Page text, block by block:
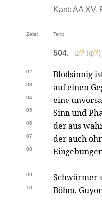
Kant: AA XV,
Zeile: Text:
504. ψ?
02 Blodsinnig
03 auf einen
04 eine
05 Sinn und
06 der aus
07 der auch
08
09 Schwärmer
10 Böhm.